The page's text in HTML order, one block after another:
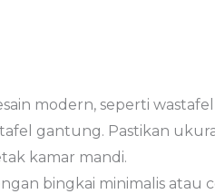
modern, seperti wastafel
gantung. Pastikan
kamar mandi.
bingkai minimalis atau